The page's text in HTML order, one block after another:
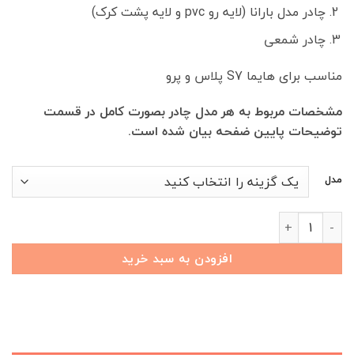
چادر مدل بارانا (لایه رو pvc و لایه پشت کرک)
چادر شمعی
مناسب برای هایما S7 پلاس و پرو
مشخصات مربوط به هر مدل چادر بصورت کامل در قسمت
توضیحات پایین ضفحه بیان شده است.
مدل
چادر خودرو هایما S7 (پلاس - پرو) عدد
افزودن به سبد خرید